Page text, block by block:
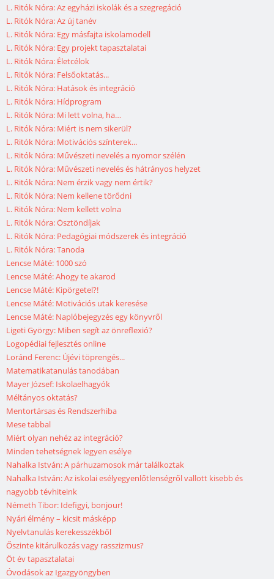
L. Ritók Nóra: Az egyházi iskolák és a szegregáció
L. Ritók Nóra: Az új tanév
L. Ritók Nóra: Egy másfajta iskolamodell
L. Ritók Nóra: Egy projekt tapasztalatai
L. Ritók Nóra: Életcélok
L. Ritók Nóra: Felsőoktatás...
L. Ritók Nóra: Hatások és integráció
L. Ritók Nóra: Hídprogram
L. Ritók Nóra: Mi lett volna, ha…
L. Ritók Nóra: Miért is nem sikerül?
L. Ritók Nóra: Motivációs színterek...
L. Ritók Nóra: Művészeti nevelés a nyomor szélén
L. Ritók Nóra: Művészeti nevelés és hátrányos helyzet
L. Ritók Nóra: Nem érzik vagy nem értik?
L. Ritók Nóra: Nem kellene törődni
L. Ritók Nóra: Nem kellett volna
L. Ritók Nóra: Ösztöndíjak
L. Ritók Nóra: Pedagógiai módszerek és integráció
L. Ritók Nóra: Tanoda
Lencse Máté: 1000 szó
Lencse Máté: Ahogy te akarod
Lencse Máté: Kipörgetel?!
Lencse Máté: Motivációs utak keresése
Lencse Máté: Naplóbejegyzés egy könyvről
Ligeti György: Miben segít az önreflexió?
Logopédiai fejlesztés online
Loránd Ferenc: Újévi töprengés...
Matematikatanulás tanodában
Mayer József: Iskolaelhagyók
Méltányos oktatás?
Mentortársas és Rendszerhiba
Mese tabbal
Miért olyan nehéz az integráció?
Minden tehetségnek legyen esélye
Nahalka István: A párhuzamosok már találkoztak
Nahalka István: Az iskolai esélyegyenlőtlenségről vallott kisebb és
nagyobb tévhiteink
Németh Tibor: Idefigyi, bonjour!
Nyári élmény – kicsit másképp
Nyelvtanulás kerekesszékből
Őszinte kitárulkozás vagy rasszizmus?
Öt év tapasztalatai
Óvodások az Igazgyöngyben